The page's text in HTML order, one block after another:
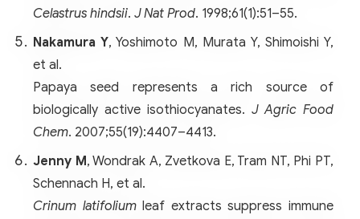
Celastrus hindsii. J Nat Prod. 1998;61(1):51–55.
Nakamura Y, Yoshimoto M, Murata Y, Shimoishi Y,
et al.
Papaya seed represents a rich source of
biologically active isothiocyanates. J Agric Food
Chem. 2007;55(19):4407–4413.
Jenny M, Wondrak A, Zvetkova E, Tram NT, Phi PT,
Schennach H, et al.
Crinum latifoliumleaf extracts suppress immune